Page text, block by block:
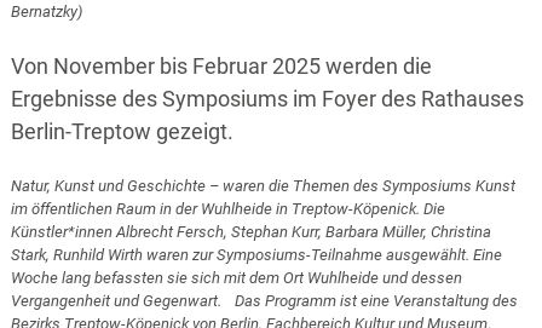
Bernatzky)
Von November bis Februar 2025 werden die
Ergebnisse des Symposiums im Foyer des Rathauses
Berlin-Treptow gezeigt.
Natur, Kunst und Geschichte – waren die Themen des Symposiums Kunst
im öffentlichen Raum in der Wuhlheide in Treptow-Köpenick. Die
Künstler*innen Albrecht Fersch, Stephan Kurr, Barbara Müller, Christina
Stark, Runhild Wirth waren zur Symposiums-Teilnahme ausgewählt. Eine
Woche lang befassten sie sich mit dem Ort Wuhlheide und dessen
Vergangenheit und Gegenwart. Das Programm ist eine Veranstaltung des
Bezirks Treptow-Köpenick von Berlin, Fachbereich Kultur und Museum.